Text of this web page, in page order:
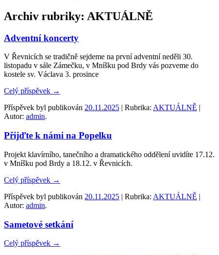
Archiv rubriky: AKTUÁLNĚ
Adventní koncerty
V Řevnicích se tradičně sejdeme na první adventní neděli 30.
listopadu v sále Zámečku, v Mníšku pod Brdy vás pozveme do
kostele sv. Václava 3. prosince
Celý příspěvek →
Příspěvek byl publikován 20.11.2025 | Rubrika: AKTUÁLNĚ |
Autor: admin.
Přijďte k námi na Popelku
Projekt klavírního, tanečního a dramatického oddělení uvidíte 17.12.
v Mníšku pod Brdy a 18.12. v Řevnicích.
Celý příspěvek →
Příspěvek byl publikován 20.11.2025 | Rubrika: AKTUÁLNĚ |
Autor: admin.
Sametové setkání
Celý příspěvek →